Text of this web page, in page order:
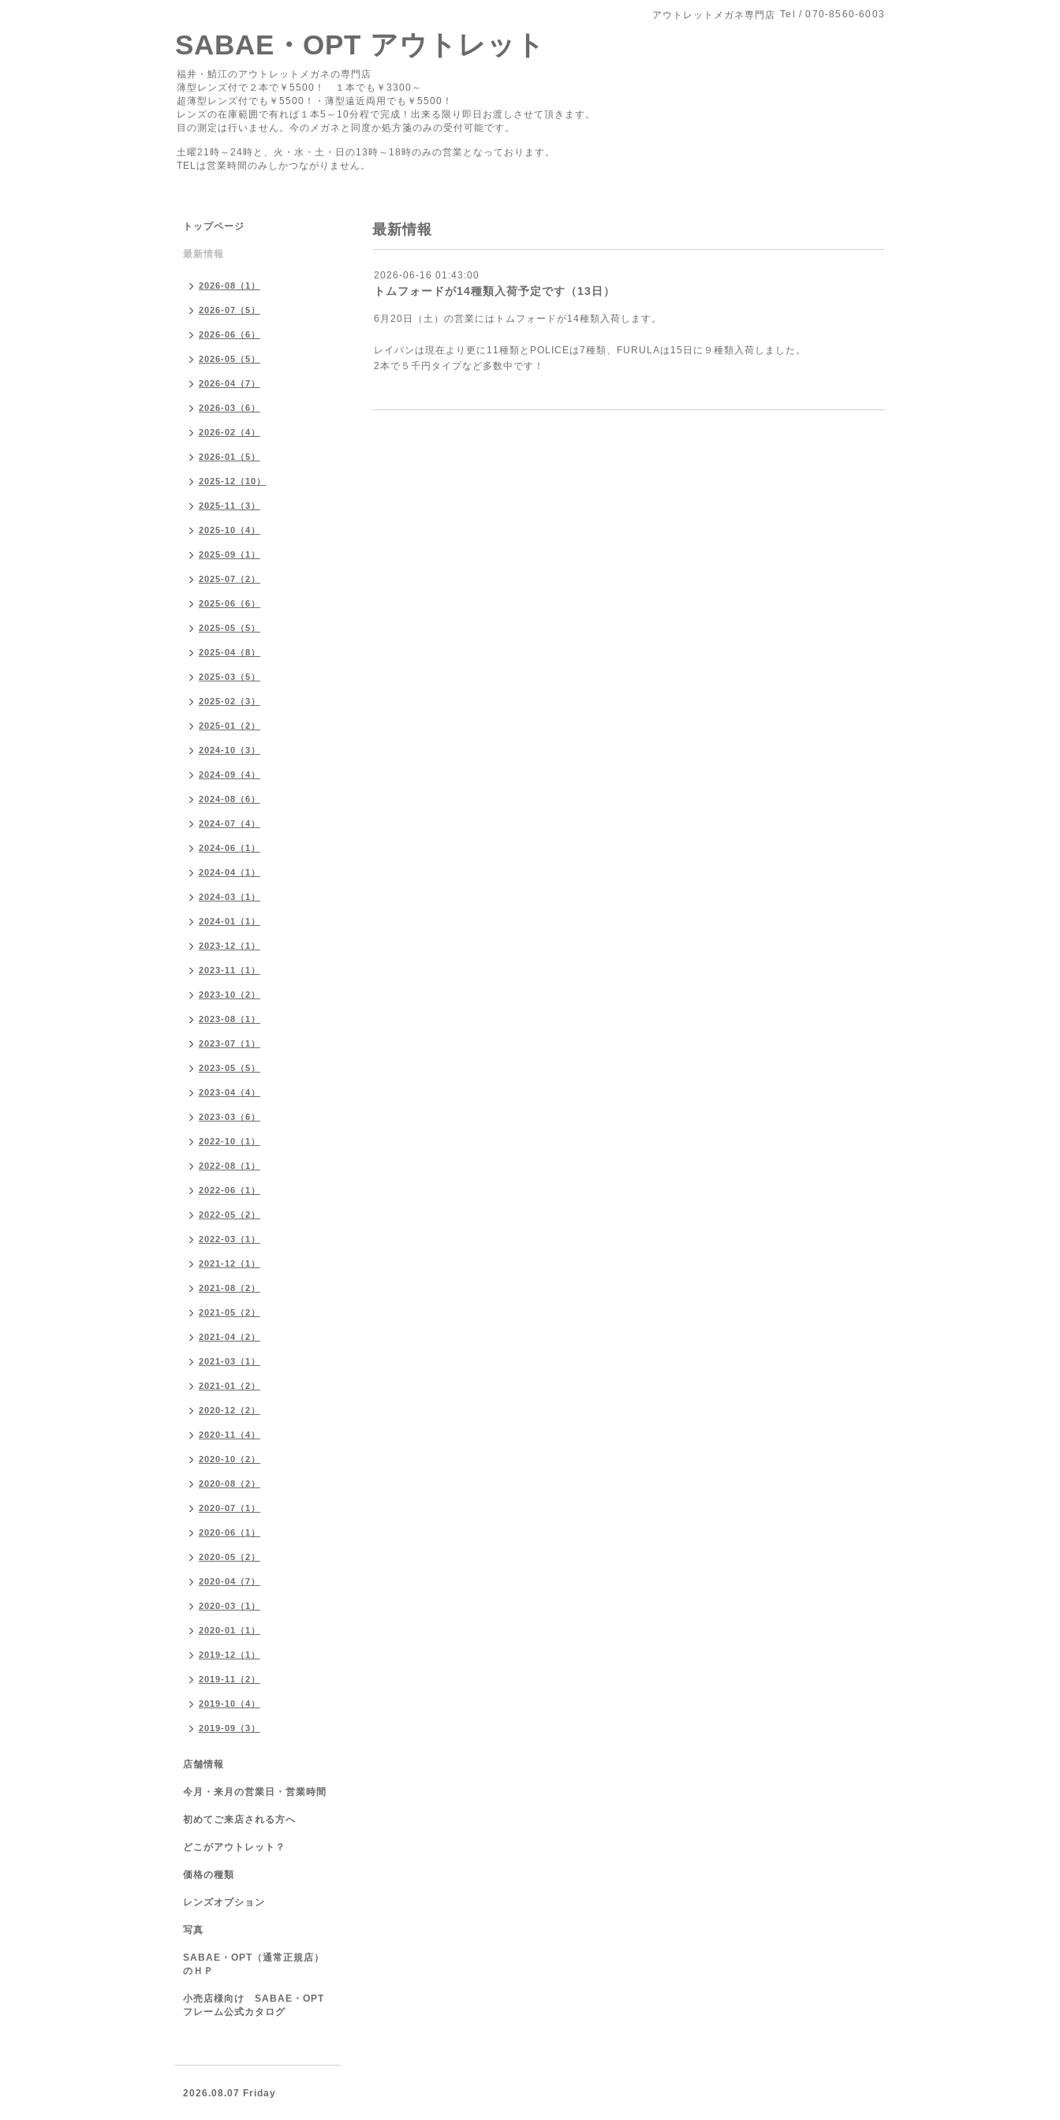
アウトレットメガネ専門店 Tel / 070-8560-6003
SABAE・OPT アウトレット
福井・鯖江のアウトレットメガネの専門店
薄型レンズ付で２本で￥5500！ １本でも￥3300～
超薄型レンズ付でも￥5500！・薄型遠近両用でも￥5500！
レンズの在庫範囲で有れば１本5～10分程で完成！出来る限り即日お渡しさせて頂きます。
目の測定は行いません。今のメガネと同度か処方箋のみの受付可能です。
土曜21時～24時と、火・水・土・日の13時～18時のみの営業となっております。
TELは営業時間のみしかつながりません。
最新情報
2026-06-16 01:43:00
トムフォードが14種類入荷予定です（13日）
6月20日（土）の営業にはトムフォードが14種類入荷します。
レイバンは現在より更に11種類とPOLICEは7種類、FURULAは15日に９種類入荷しました。
2本で５千円タイプなど多数中です！
トップページ
最新情報
2026-08（1）
2026-07（5）
2026-06（6）
2026-05（5）
2026-04（7）
2026-03（6）
2026-02（4）
2026-01（5）
2025-12（10）
2025-11（3）
2025-10（4）
2025-09（1）
2025-07（2）
2025-06（6）
2025-05（5）
2025-04（8）
2025-03（5）
2025-02（3）
2025-01（2）
2024-10（3）
2024-09（4）
2024-08（6）
2024-07（4）
2024-06（1）
2024-04（1）
2024-03（1）
2024-01（1）
2023-12（1）
2023-11（1）
2023-10（2）
2023-08（1）
2023-07（1）
2023-05（5）
2023-04（4）
2023-03（6）
2022-10（1）
2022-08（1）
2022-06（1）
2022-05（2）
2022-03（1）
2021-12（1）
2021-08（2）
2021-05（2）
2021-04（2）
2021-03（1）
2021-01（2）
2020-12（2）
2020-11（4）
2020-10（2）
2020-08（2）
2020-07（1）
2020-06（1）
2020-05（2）
2020-04（7）
2020-03（1）
2020-01（1）
2019-12（1）
2019-11（2）
2019-10（4）
2019-09（3）
店舗情報
今月・来月の営業日・営業時間
初めてご来店される方へ
どこがアウトレット？
価格の種類
レンズオプション
写真
SABAE・OPT（通常正規店）
のＨＰ
小売店様向け SABAE・OPT
フレーム公式カタログ
2026.08.07 Friday